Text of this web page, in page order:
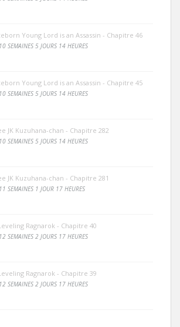
Young Lord is an Assassin - Chapitre 46
SEMAINES 5 JOURS 14 HEURES
Young Lord is an Assassin - Chapitre 45
SEMAINES 5 JOURS 14 HEURES
JK Kuzuhana-chan - Chapitre 282
SEMAINES 5 JOURS 14 HEURES
JK Kuzuhana-chan - Chapitre 281
SEMAINES 1 JOUR 17 HEURES
Ragnarok - Chapitre 40
SEMAINES 2 JOURS 17 HEURES
Ragnarok - Chapitre 39
SEMAINES 2 JOURS 17 HEURES